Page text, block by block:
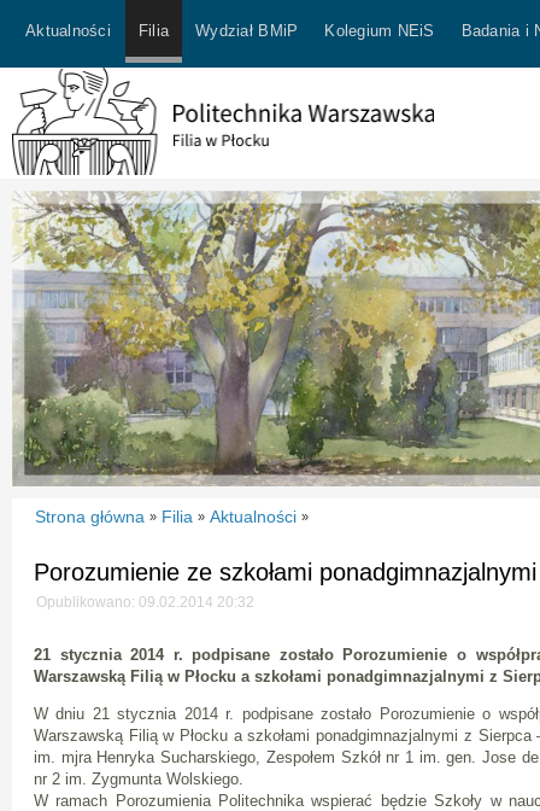
Aktualności Filia Wydział BMiP Kolegium NEiS Badania i
Strona główna » Filia » Aktualności »
Porozumienie ze szkołami
Opublikowano: 09.02.2014 20:32
21 stycznia 2014 r. podpisane zostało Porozumienie o
Warszawską Filią w Płocku a szkołami ponadgimnazjalnymi z
W dniu 21 stycznia 2014 r. podpisane zostało Porozumienie o
Warszawską Filią w Płocku a szkołami ponadgimnazjalnymi z Sierpca
im. mjra Henryka Sucharskiego, Zespołem Szkół nr 1 im. gen. Jose
nr 2 im. Zygmunta Wolskiego.
W ramach Porozumienia Politechnika wspierać będzie Szkoły w